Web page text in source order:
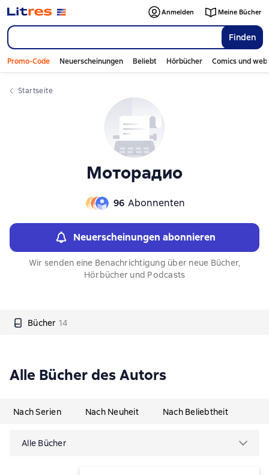
Finden
Anmelden Meine Bücher
Promo-Code Neuerscheinungen Beliebt Hörbücher Comics und
Startseite
Моторадио
96 Abonnenten
Neuerscheinungen abonnieren
Wir senden eine Benachrichtigung über neue Bücher,
Hörbücher und Podcasts
Bücher 14
Alle Bücher des Autors
Nach Serien Nach Neuheit Nach Beliebtheit
Alle Bücher